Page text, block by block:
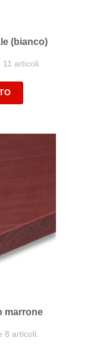
(bianco)
articoli.
marrone
8 articoli.